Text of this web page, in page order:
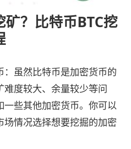
？比特币BTC挖
：虽然比特币是加密货币的
难度较大、余量较少等问
一些其他加密货币。你可以
场情况选择想要挖掘的加密